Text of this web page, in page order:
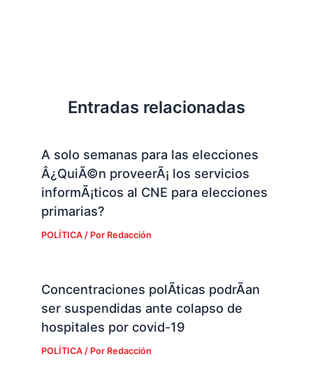
Entradas relacionadas
A solo semanas para las elecciones
Â¿QuiÃ©n proveerÃ¡ los servicios
informÃ¡ticos al CNE para elecciones
primarias?
POLÍTICA/ Por Redacción
Concentraciones polÃ­ticas podrÃ­an
ser suspendidas ante colapso de
hospitales por covid-19
POLÍTICA/ Por Redacción